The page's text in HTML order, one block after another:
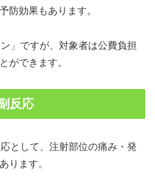
防効果もあります。
」ですが、対象者は公費負担
ができます。
反応
として、注射部位の痛み・発
ります。